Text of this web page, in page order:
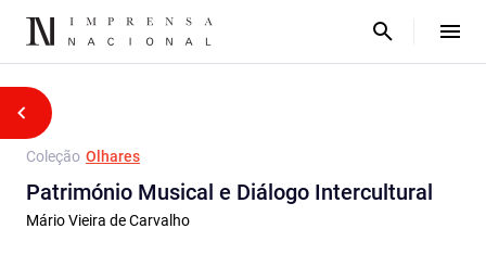
Coleção Olhares
Património Musical e Diálogo Intercultural
Mário Vieira de Carvalho